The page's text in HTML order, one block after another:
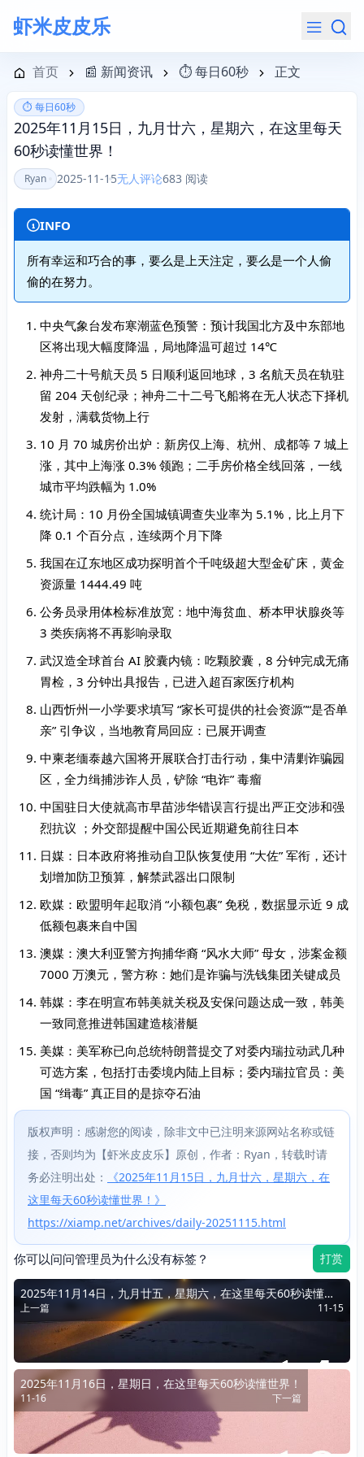
虾米皮皮乐
航菜单
首页 📰 新闻资讯 ⏱️ 每日60秒 正文
⏱️ 每日60秒
2025年11月15日，九月廿六，星期六，在这里每天
60秒读懂世界！
Ryan 2025-11-15无人评论683 阅读
INFO
所有幸运和巧合的事，要么是上天注定，要么是一个人偷
偷的在努力。
中央气象台发布寒潮蓝色预警：预计我国北方及中东部地
区将出现大幅度降温，局地降温可超过 14℃
神舟二十号航天员 5 日顺利返回地球，3 名航天员在轨驻
留 204 天创纪录；神舟二十二号飞船将在无人状态下择机
发射，满载货物上行
10 月 70 城房价出炉：新房仅上海、杭州、成都等 7 城上
涨，其中上海涨 0.3% 领跑；二手房价格全线回落，一线
城市平均跌幅为 1.0%
统计局：10 月份全国城镇调查失业率为 5.1%，比上月下
降 0.1 个百分点，连续两个月下降
我国在辽东地区成功探明首个千吨级超大型金矿床，黄金
资源量 1444.49 吨
公务员录用体检标准放宽：地中海贫血、桥本甲状腺炎等
3 类疾病将不再影响录取
武汉造全球首台 AI 胶囊内镜：吃颗胶囊，8 分钟完成无痛
胃检，3 分钟出具报告，已进入超百家医疗机构
山西忻州一小学要求填写 “家长可提供的社会资源”“是否单
亲” 引争议，当地教育局回应：已展开调查
中柬老缅泰越六国将开展联合打击行动，集中清剿诈骗园
区，全力缉捕涉诈人员，铲除 “电诈” 毒瘤
中国驻日大使就高市早苗涉华错误言行提出严正交涉和强
烈抗议 ；外交部提醒中国公民近期避免前往日本
日媒：日本政府将推动自卫队恢复使用 “大佐” 军衔，还计
划增加防卫预算，解禁武器出口限制
欧媒：欧盟明年起取消 “小额包裹” 免税，数据显示近 9 成
低额包裹来自中国
澳媒：澳大利亚警方拘捕华裔 “风水大师” 母女，涉案金额
7000 万澳元，警方称：她们是诈骗与洗钱集团关键成员
韩媒：李在明宣布韩美就关税及安保问题达成一致，韩美
一致同意推进韩国建造核潜艇
美媒：美军称已向总统特朗普提交了对委内瑞拉动武几种
可选方案，包括打击委境内陆上目标；委内瑞拉官员：美
国 “缉毒” 真正目的是掠夺石油
版权声明：感谢您的阅读，除非文中已注明来源网站名称或链
接，否则均为【虾米皮皮乐】原创，作者：Ryan，转载时请
务必注明出处：
《2025年11月15日，九月廿六，星期六，在
这里每天60秒读懂世界！》
https://xiamp.net/archives/daily-20251115.html
你可以问问管理员为什么没有标签？ 打赏
2025年11月14日，九月廿五，星期六，在这里每天60秒读懂世
界！
上一篇 11-15
2025年11月16日，星期日，在这里每天60秒读懂世界！
11-16 下一篇